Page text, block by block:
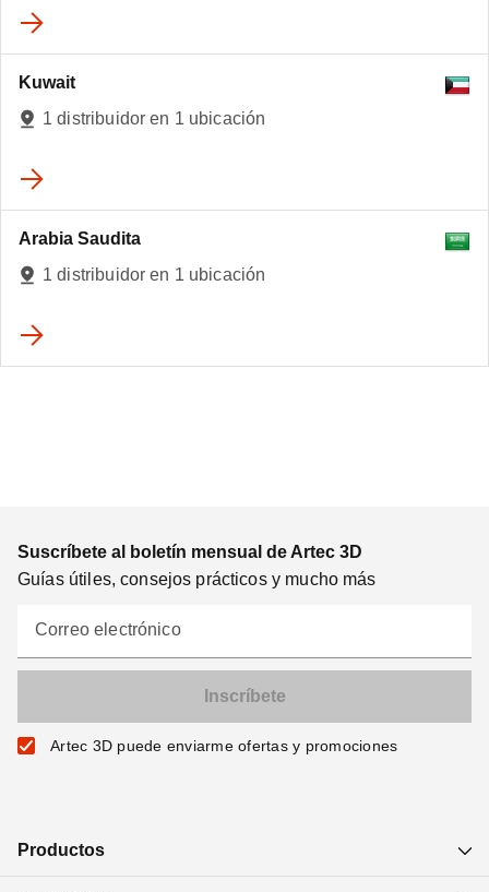
Kuwait
1 distribuidor en 1 ubicación
Arabia Saudita
1 distribuidor en 1 ubicación
Suscríbete al boletín mensual de Artec 3D
Guías útiles, consejos prácticos y mucho más
Correo electrónico
Artec 3D puede enviarme ofertas y promociones
Productos